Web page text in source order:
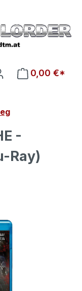
0 Produkte auf
0,00 €*
-
Ray)